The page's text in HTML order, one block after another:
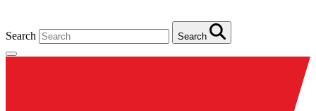
Search Search